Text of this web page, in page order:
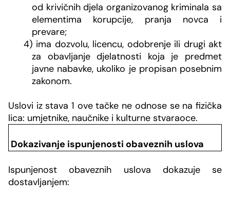
od krivičnih djela organizovanog kriminala sa
elementima korupcije, pranja novca i
prevare;
4) ima dozvolu, licencu, odobrenje ili drugi akt
za obavljanje djelatnosti koja je predmet
javne nabavke, ukoliko je propisan posebnim
zakonom.
Uslovi iz stava 1 ove tačke ne odnose se na fizička
lica: umjetnike, naučnike i kulturne stvaraoce.
Dokazivanje ispunjenosti obaveznih uslova
Ispunjenost obaveznih uslova dokazuje se
dostavljanjem: